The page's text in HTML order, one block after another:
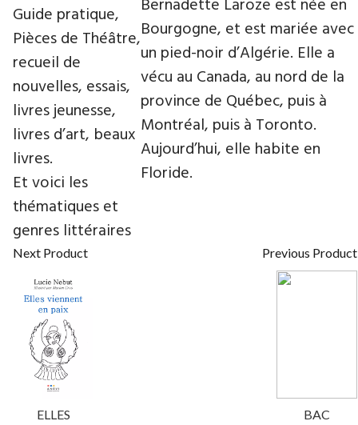
Bernadette Laroze est née en
Bourgogne, et est mariée avec
un pied-noir d’Algérie. Elle a
vécu au Canada, au nord de la
province de Québec, puis à
Montréal, puis à Toronto.
Aujourd’hui, elle habite en
Floride.
Next Product
ELLES
Previous Product
BAC
Guide pratique,
Pièces de Théâtre,
recueil de
nouvelles, essais,
livres jeunesse,
livres d’art, beaux
livres.
Et voici les
thématiques et
genres littéraires